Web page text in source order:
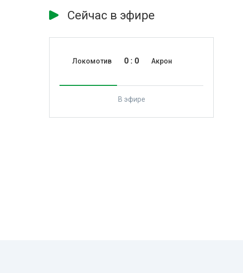
Сейчас в эфире
Локомотив Акрон
0 : 0
В эфире